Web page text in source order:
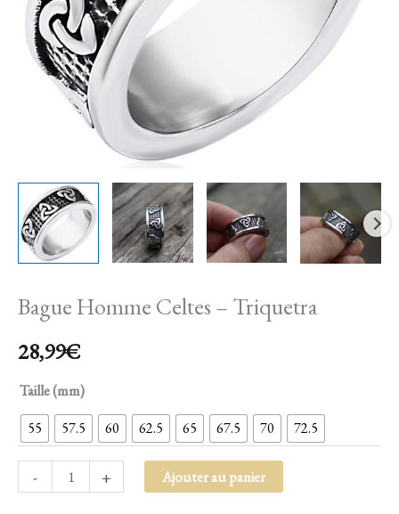
Bague Homme Celtes – Triquetra
28,99€
Taille (mm)
55 57.5 60 62.5 65 67.5 70 72.5
- + Ajouter au panier